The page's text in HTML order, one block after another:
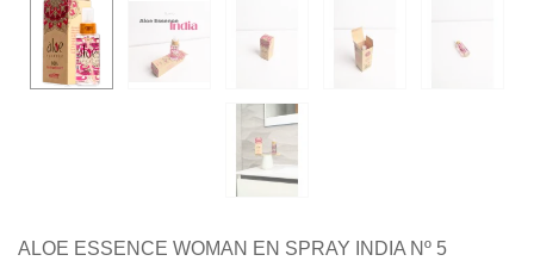
ALOE ESSENCE WOMAN EN SPRAY INDIA Nº 5